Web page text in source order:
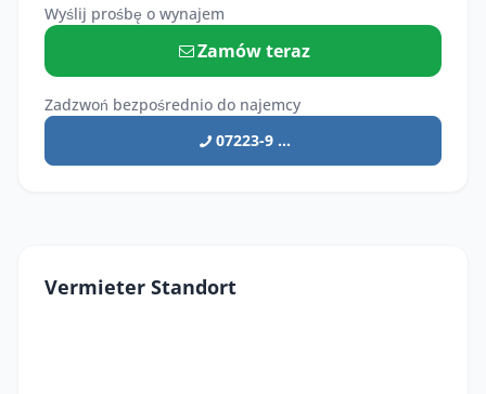
Wyślij prośbę o wynajem
Zamów teraz
Zadzwoń bezpośrednio do najemcy
07223-9 ...
Vermieter Standort